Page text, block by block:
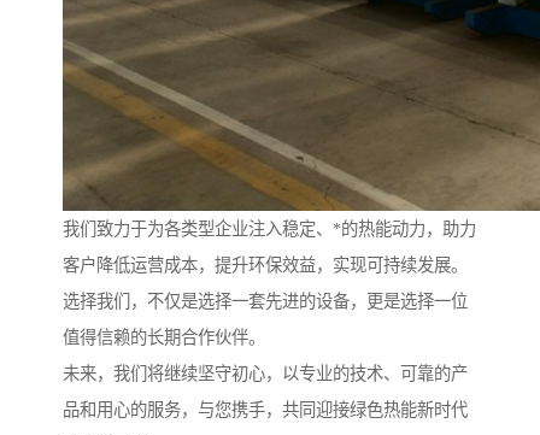
我们致力于为各类型企业注入稳定、*的热能动力，助力
客户降低运营成本，提升环保效益，实现可持续发展。
选择我们，不仅是选择一套先进的设备，更是选择一位
值得信赖的长期合作伙伴。
未来，我们将继续坚守初心，以专业的技术、可靠的产
品和用心的服务，与您携手，共同迎接绿色热能新时代